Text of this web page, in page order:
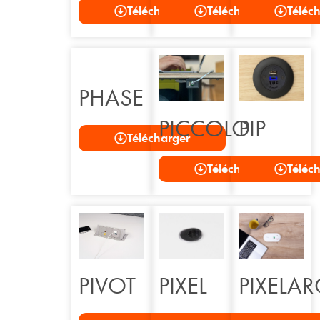
Télécharger Télécharger
PHASE
TéléchargerPICCOLO
Télécharger
PIP
PIVOT PIXEL